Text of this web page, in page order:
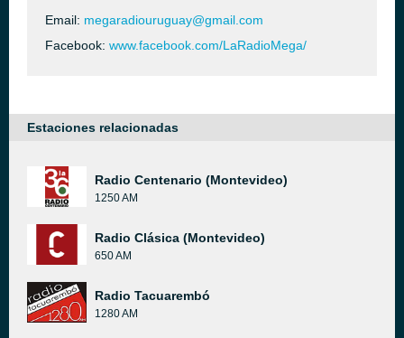
Email: megaradiouruguay@gmail.com
Facebook: www.facebook.com/LaRadioMega/
Estaciones relacionadas
Radio Centenario (Montevideo)
1250 AM
Radio Clásica (Montevideo)
650 AM
Radio Tacuarembó
1280 AM